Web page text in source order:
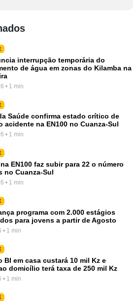
interrupção temporária do
de água em zonas do Kilamba na
• 1 min
Saúde confirma estado crítico de
acidente na EN100 no Cuanza-Sul
• 1 min
EN100 faz subir para 22 o número
no Cuanza-Sul
• 1 min
programa com 2.000 estágios
para jovens a partir de Agosto
• 1 min
BI em casa custará 10 mil Kz e
domicílio terá taxa de 250 mil Kz
• 1 min